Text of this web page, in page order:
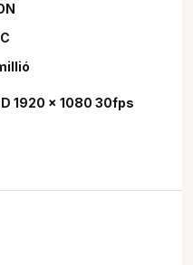
1920 x 1080 30fps